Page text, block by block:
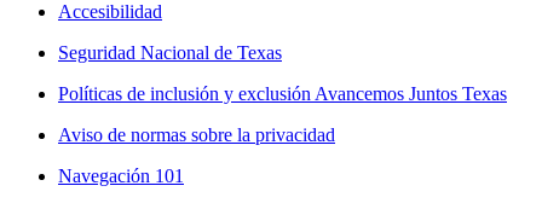
Accesibilidad
Seguridad Nacional de Texas
Políticas de inclusión y exclusión Avancemos Juntos Texas
Aviso de normas sobre la privacidad
Navegación 101